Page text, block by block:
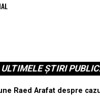
ULTIMELE ȘTIRI
Raed Arafat despre